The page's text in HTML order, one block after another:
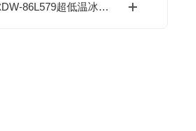
海尔DW-86L579超低温冰箱技术特点与实验室选型参考